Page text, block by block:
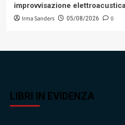
improvvisazione
Irma Sanders 05/08/2026 0
LIBRI IN EVIDENZA